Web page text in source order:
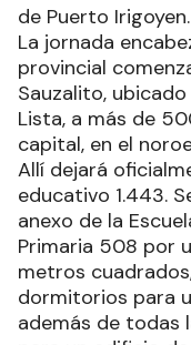
de Puerto Irigoyen.
La jornada
provincial
Sauzalito,
Lista, a más de
capital, en el
Allí dejará
educativo 1.443.
anexo de la
Primaria 508 por
metros
dormitorios para
además de todas